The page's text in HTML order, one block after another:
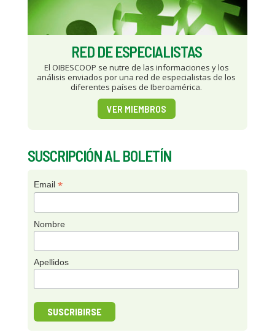
RED DE ESPECIALISTAS
El OIBESCOOP se nutre de las informaciones y los
análisis enviados por una red de especialistas de los
diferentes países de Iberoamérica.
VER MIEMBROS
SUSCRIPCIÓN AL BOLETÍN
Email *
Nombre
Apellidos